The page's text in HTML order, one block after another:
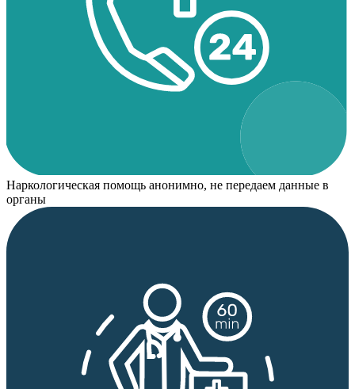
Наркологическая помощь анонимно, не передаем данные в
органы